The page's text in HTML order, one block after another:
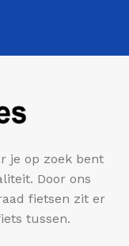
je op zoek bent
Door ons
fietsen zit er
tussen.